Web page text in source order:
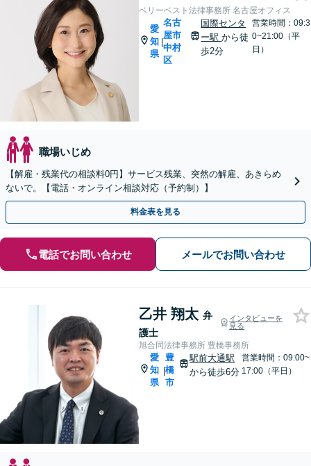
ベリーベスト法律事務所 名古屋オフィス
愛
知
県
|
名古
屋市
中村
区
国際センタ
ー駅から徒
歩2分
営業時間：09:3
0~21:00（平
日）
職場いじめ
【解雇・残業代の相談料0円】サービス残業、突然の解雇、あきらめ
ないで。【電話・オンライン相談対応（予約制）】
料金表を見る
電話でお問い合わせ メールでお問い合わせ
乙井 翔太 弁
護士
インタビューを
見る
旭合同法律事務所 豊橋事務所
愛
知
県
|
豊
橋
市
駅前大通駅
から徒歩6分
営業時間：09:00~
17:00（平日）